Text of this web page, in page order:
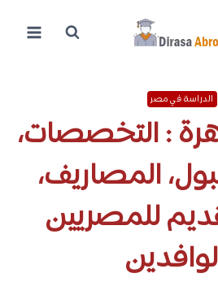
الدراسة في مصر
: التخصصات،
المصاريف،
للمصريين